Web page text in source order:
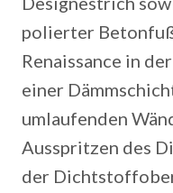
polierter
Renaissance in
einer
umlaufenden
Ausspritzen des
der